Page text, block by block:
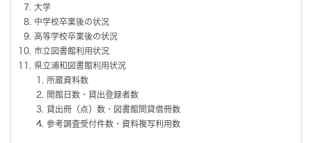
大学
中学校卒業後の状況
高等学校卒業後の状況
市立図書館利用状況
県立浦和図書館利用状況
所蔵資料数
開館日数・貸出登録者数
貸出冊（点）数・図書館間貸借冊数
参考調査受付件数・資料複写利用数